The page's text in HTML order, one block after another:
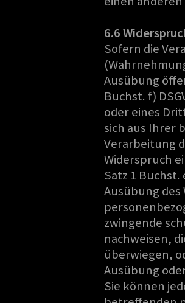
6.6
Sofern die
Ausübung
Buchst. f)
oder eines
sich aus Ihrer
Verarbeitung
Widerspruch
Satz 1
Ausübung
zwingende
nachweisen,
überwiegen,
Ausübung
Sie können